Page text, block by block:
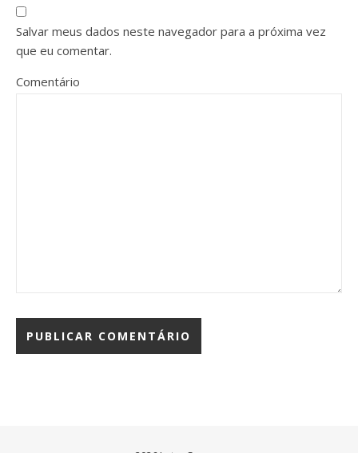
Salvar meus dados neste navegador para a próxima vez
que eu comentar.
Comentário